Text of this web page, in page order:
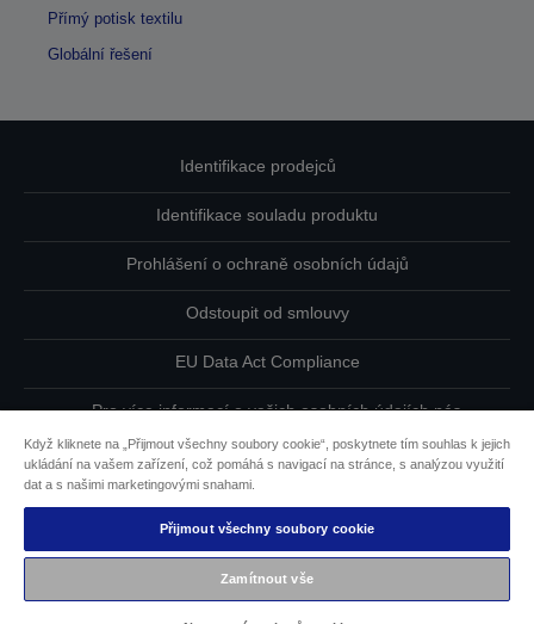
Přímý potisk textilu
Globální řešení
Identifikace prodejců
Identifikace souladu produktu
Prohlášení o ochraně osobních údajů
Odstoupit od smlouvy
EU Data Act Compliance
Pro více informací o vašich osobních údajích nás
Informace o souborech cookie
Závazek usnadnění přístupu společnosti Epson
Copyright © 2026 Seiko Epson
Když kliknete na „Přijmout všechny soubory cookie“, poskytnete tím souhlas k jejich
ukládání na vašem zařízení, což pomáhá s navigací na stránce, s analýzou využití
dat a s našimi marketingovými snahami.
Přijmout všechny soubory cookie
Zamítnout vše